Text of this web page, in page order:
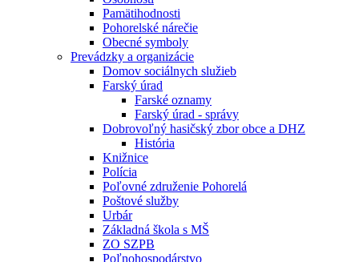
Pamätihodnosti
Pohorelské nárečie
Obecné symboly
Prevádzky a organizácie
Domov sociálnych služieb
Farský úrad
Farské oznamy
Farský úrad - správy
Dobrovoľný hasičský zbor obce a DHZ
História
Knižnice
Polícia
Poľovné združenie Pohorelá
Poštové služby
Urbár
Základná škola s MŠ
ZO SZPB
Poľnohospodárstvo